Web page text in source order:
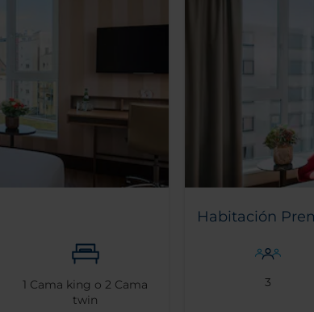
1 Cama king o2 Cama
twin
Habitación
3